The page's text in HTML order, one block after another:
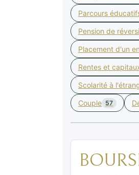
Parcours
Pension de
Placement d'un
Rentes et
Scolarité à
Couple 57